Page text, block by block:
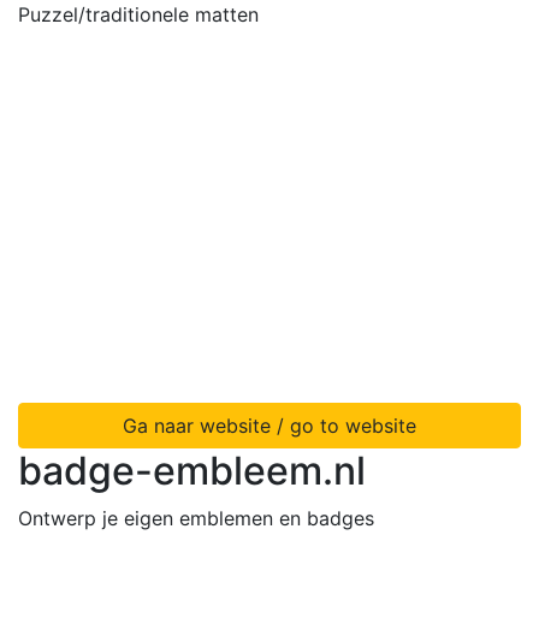
Puzzel/traditionele matten
Ga naar website / go to website
badge-embleem.nl
Ontwerp je eigen emblemen en badges